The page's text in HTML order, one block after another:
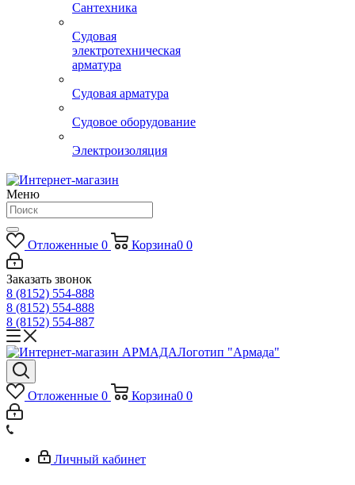
Сантехника
Судовая
электротехническая
арматура
Судовая арматура
Судовое оборудование
Электроизоляция
Меню
Отложенные 0 Корзина0 0
Заказать звонок
8 (8152) 554-888
8 (8152) 554-888
8 (8152) 554-887
Логотип "Армада"
Отложенные 0 Корзина0 0
Личный кабинет